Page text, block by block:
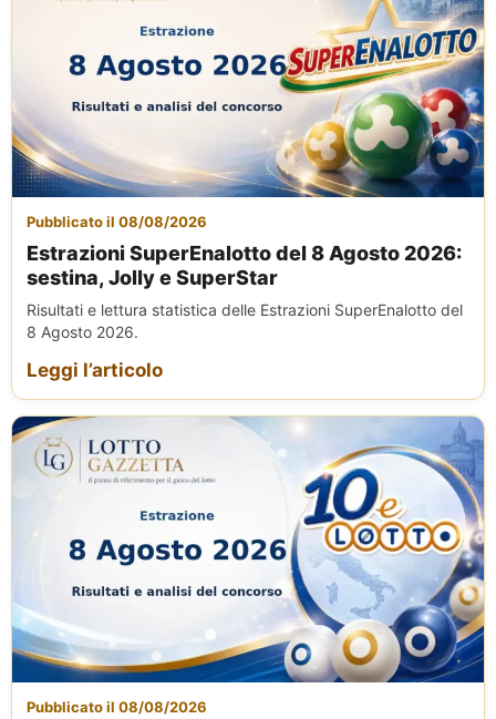
Pubblicato il 08/08/2026
Estrazioni SuperEnalotto del 8 Agosto 2026:
sestina, Jolly e SuperStar
Risultati e lettura statistica delle Estrazioni SuperEnalotto del
8 Agosto 2026.
Leggi l’articolo
Pubblicato il 08/08/2026